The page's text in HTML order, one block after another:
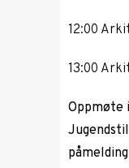
12:00
13:00
Oppmøte